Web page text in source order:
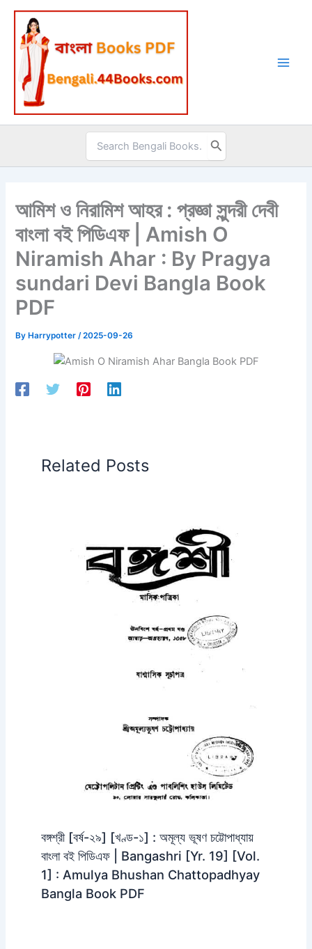
Skip
content
Search
for:
আমিশ ও নিরামিশ আহর : প্রজ্ঞা সুন্দরী দেবী
বাংলা বই পিডিএফ | Amish O
Niramish Ahar : By Pragya
sundari Devi Bangla Book
PDF
By Harrypotter/2025-09-26
Related Posts
বঙ্গশ্রী [বর্ষ-২৯] [খণ্ড-১] : অমূল্য ভূষণ চট্টোপাধ্যায়
বাংলা বই পিডিএফ | Bangashri [Yr. 19] [Vol.
1] : Amulya Bhushan Chattopadhyay
Bangla Book PDF